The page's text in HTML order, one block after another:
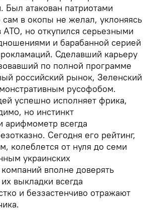
Был атакован патриотами
сам в окопы не желал, уклоняясь
АТО, но откупился серьезными
и барабанной серией
Сделавший карьеру
по полной программе
российский рынок, Зеленский
русофобом.
успешно исполняет фрика,
но инстинкт
арифмометр всегда
Сегодня его рейтинг,
колеблется от нуля до семи
украинских
вполне доверять
выкладки всегда
и беззастенчиво отражают